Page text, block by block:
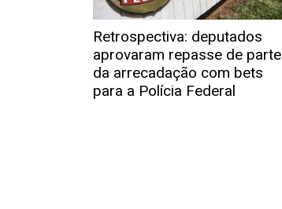
Retrospectiva: deputados
aprovaram repasse de parte
da arrecadação com bets
para a Polícia Federal